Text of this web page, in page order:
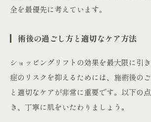
全を最優先に考えています。
術後の過ごし方と適切なケア方法
ショッピングリフトの効果を最大限に引
症のリスクを抑えるためには、施術後の
と適切なケアが非常に重要です。以下の
き、丁寧に肌をいたわりましょう。